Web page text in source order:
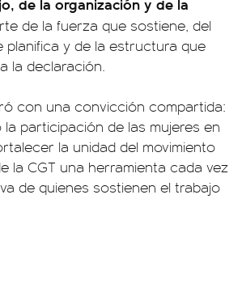
de la fuerza que sostiene, del
planifica y de la estructura que
la declaración.
con una convicción compartida:
participación de las mujeres en
la unidad del movimiento
la CGT una herramienta cada vez
de quienes sostienen el trabajo